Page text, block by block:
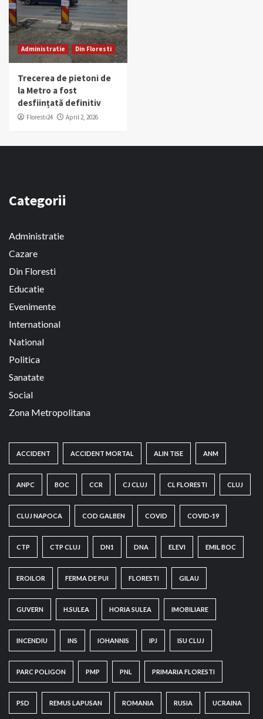
Administratie Din Floresti
Trecerea de pietoni de
la Metro a fost
desființată definitiv
Floresti24 April 2, 2026
Categorii
Administratie
Cazare
Din Floresti
Educatie
Evenimente
International
National
Politica
Sanatate
Social
Zona Metropolitana
ACCIDENT ACCIDENT MORTAL ALIN TISE ANM
ANPC BOC CCR CJ CLUJ CL FLORESTI CLUJ
CLUJ NAPOCA COD GALBEN COVID COVID-19
CTP CTP CLUJ DN1 DNA ELEVI EMIL BOC
EROILOR FERMA DE PUI FLORESTI GILAU
GUVERN H.SULEA HORIA SULEA IMOBILIARE
INCENDIU INS IOHANNIS IPJ ISU CLUJ
PARC POLIGON PMP PNL PRIMARIA FLORESTI
PSD REMUS LAPUSAN ROMANIA RUSIA UCRAINA